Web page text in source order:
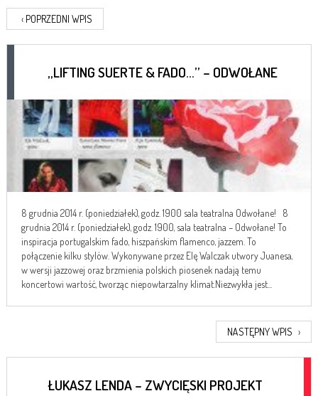
‹ POPRZEDNI WPIS
„LIFTING SUERTE & FADO…” – ODWOŁANE
8 grudnia 2014 r. (poniedziałek), godz. 1900 sala teatralna Odwołane! 8
grudnia 2014 r. (poniedziałek), godz. 1900, sala teatralna – Odwołane! To
inspiracja portugalskim fado, hiszpańskim flamenco, jazzem. To
połączenie kilku stylów. Wykonywane przez Elę Walczak utwory Juanesa,
w wersji jazzowej oraz brzmienia polskich piosenek nadają temu
koncertowi wartość, tworząc niepowtarzalny klimat.Niezwykła jest...
NASTĘPNY WPIS ›
ŁUKASZ LENDA – ZWYCIĘSKI PROJEKT